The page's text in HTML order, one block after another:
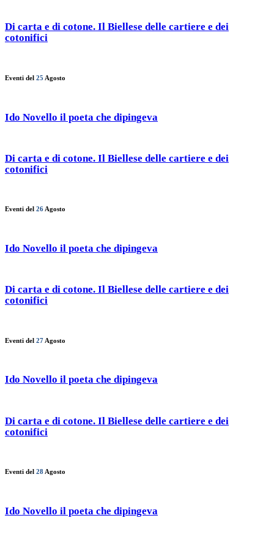
Di carta e di cotone. Il Biellese delle cartiere e dei
cotonifici
Eventi del 25 Agosto
Ido Novello il poeta che dipingeva
Di carta e di cotone. Il Biellese delle cartiere e dei
cotonifici
Eventi del 26 Agosto
Ido Novello il poeta che dipingeva
Di carta e di cotone. Il Biellese delle cartiere e dei
cotonifici
Eventi del 27 Agosto
Ido Novello il poeta che dipingeva
Di carta e di cotone. Il Biellese delle cartiere e dei
cotonifici
Eventi del 28 Agosto
Ido Novello il poeta che dipingeva